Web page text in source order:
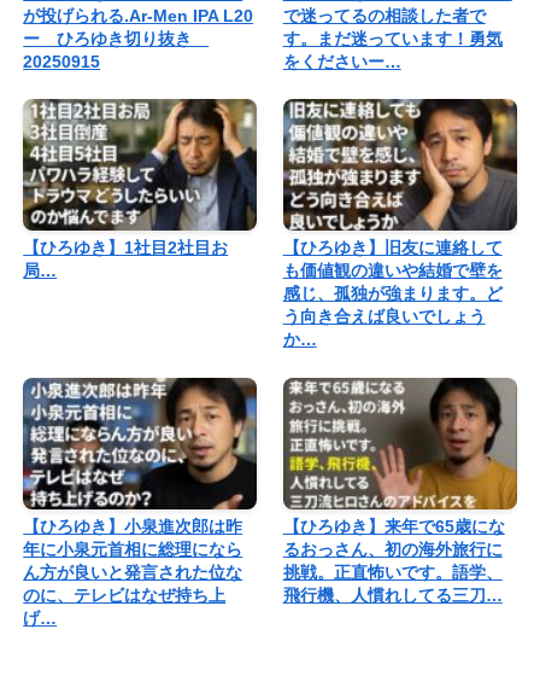
が投げられる.Ar-Men IPA L20
ー ひろゆき切り抜き
20250915
で迷ってるの相談した者で
す。まだ迷っています！勇気
をくださいー…
【ひろゆき】1社目2社目お
局…
【ひろゆき】旧友に連絡して
も価値観の違いや結婚で壁を
感じ、孤独が強まります。ど
う向き合えば良いでしょう
か…
【ひろゆき】小泉進次郎は昨
年に小泉元首相に総理になら
ん方が良いと発言された位な
のに、テレビはなぜ持ち上
げ…
【ひろゆき】来年で65歳にな
るおっさん、初の海外旅行に
挑戦。正直怖いです。語学、
飛行機、人慣れしてる三刀…